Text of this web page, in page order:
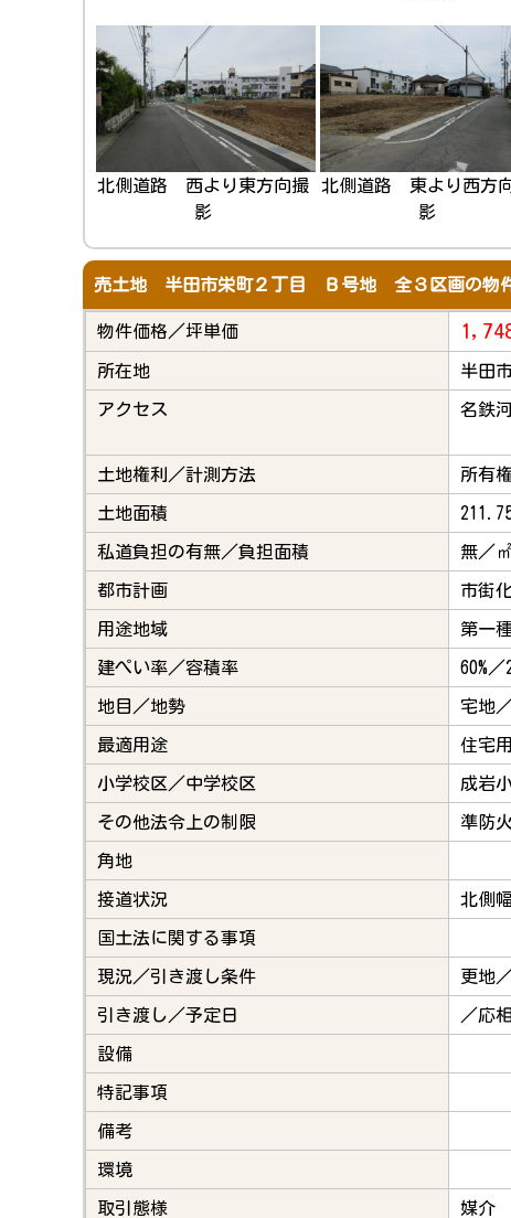
北側道路 西より東方向撮
影
北側道路 東より西方
影
売土地 半田市栄町２丁目 Ｂ号地 全３区画の物
物件価格／坪単価
所在地 半田
アクセス 名鉄
土地権利／計測方法 所有
土地面積
私道負担の有無／負担面積 無／㎡
都市計画 市街
用途地域 第一
建ぺい率／容積率 60%／
地目／地勢 宅地／
最適用途 住宅
小学校区／中学校区 成岩
その他法令上の制限 準防
角地
接道状況 北側
国土法に関する事項
現況／引き渡し条件 更地
引き渡し／予定日 ／応
設備
特記事項
備考
環境
取引態様 媒介